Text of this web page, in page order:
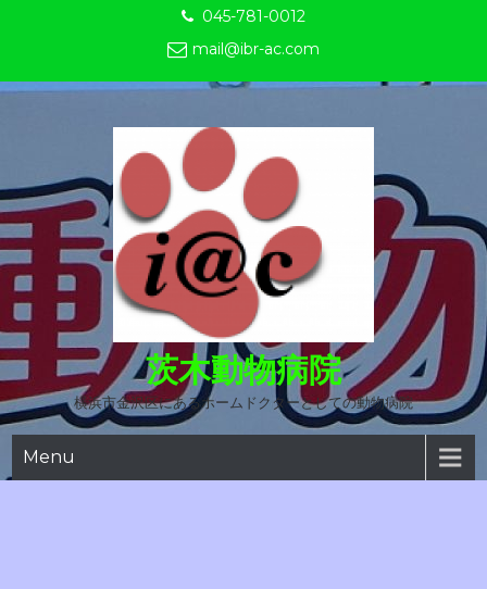
045-781-0012
mail@ibr-ac.com
茨木動物病院
横浜市金沢区にあるホームドクターとしての動物病院
Menu